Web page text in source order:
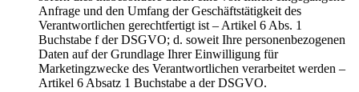
Anfrage und den Umfang der Geschäftstätigkeit des
Verantwortlichen gerechtfertigt ist – Artikel 6 Abs. 1
Buchstabe f der DSGVO; d. soweit Ihre personenbezogenen
Daten auf der Grundlage Ihrer Einwilligung für
Marketingzwecke des Verantwortlichen verarbeitet werden –
Artikel 6 Absatz 1 Buchstabe a der DSGVO.